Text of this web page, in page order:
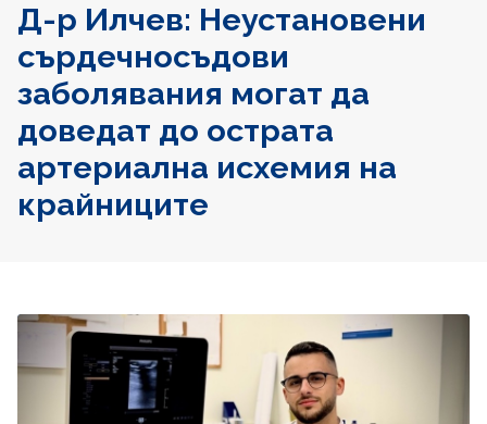
Д-р Илчев: Неустановени
сърдечносъдови
заболявания могат да
доведат до острата
артериална исхемия на
крайниците